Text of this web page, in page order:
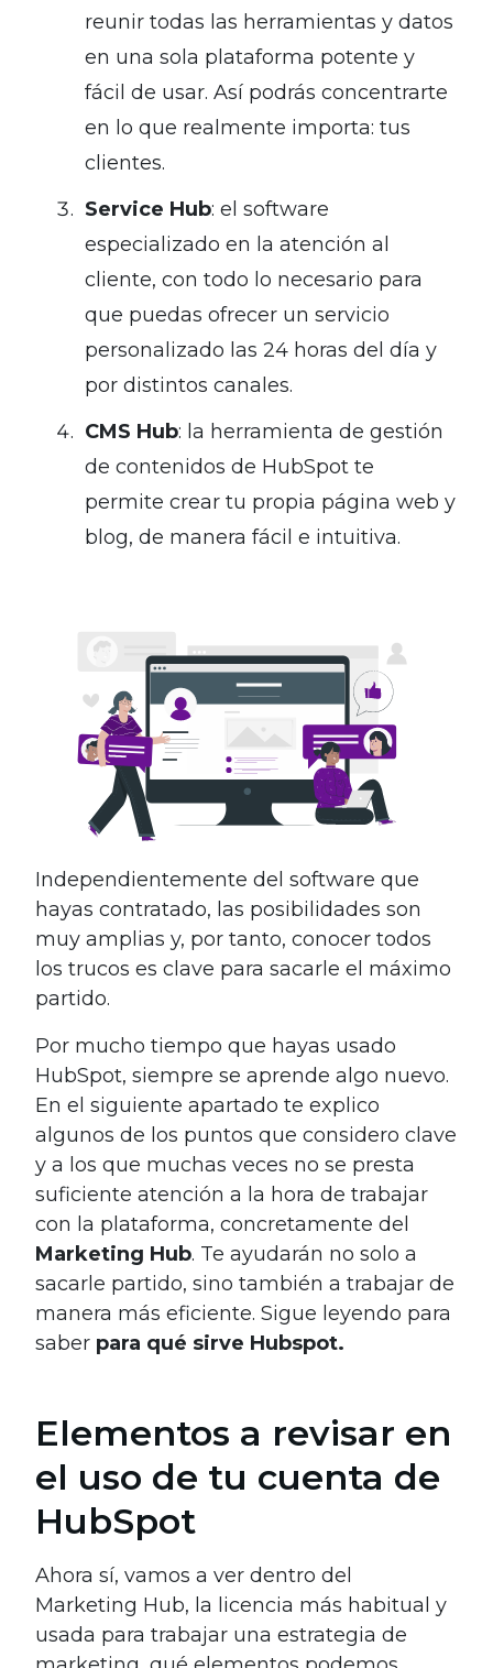
reunir todas las herramientas y datos
en una sola plataforma potente y
fácil de usar. Así podrás concentrarte
en lo que realmente importa: tus
clientes.
Service Hub: el software
especializado en la atención al
cliente, con todo lo necesario para
que puedas ofrecer un servicio
personalizado las 24 horas del día y
por distintos canales.
CMS Hub: la herramienta de gestión
de contenidos de HubSpot te
permite crear tu propia página web y
blog, de manera fácil e intuitiva.
Independientemente del software que
hayas contratado, las posibilidades son
muy amplias y, por tanto, conocer todos
los trucos es clave para sacarle el máximo
partido.
Por mucho tiempo que hayas usado
HubSpot, siempre se aprende algo nuevo.
En el siguiente apartado te explico
algunos de los puntos que considero clave
y a los que muchas veces no se presta
suficiente atención a la hora de trabajar
con la plataforma, concretamente del
Marketing Hub. Te ayudarán no solo a
sacarle partido, sino también a trabajar de
manera más eficiente. Sigue leyendo para
saber para qué sirve Hubspot.
Elementos a revisar en
el uso de tu cuenta de
HubSpot
Ahora sí, vamos a ver dentro del
Marketing Hub, la licencia más habitual y
usada para trabajar una estrategia de